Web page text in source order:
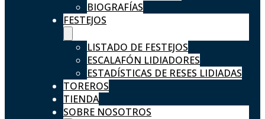
BIOGRAFÍAS
FESTEJOS
LISTADO DE FESTEJOS
ESCALAFÓN LIDIADORES
ESTADÍSTICAS DE RESES LIDIADAS
TOREROS
TIENDA
SOBRE NOSOTROS